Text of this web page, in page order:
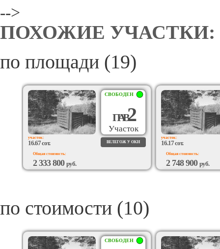
-->
ПОХОЖИЕ УЧАСТКИ:
по площади (19)
СВОБОДЕН
ПАВ2
Участок
участок:
16.67 сот. ВЕЛЕГОЖ У ОКИ
Общая стоимость:
2 333 800 руб.
ВОЗМОЖЕН
участок:
16.17 сот.
Общая стоимость:
2 748 900 руб.
ВОЗМОЖЕН
по стоимости (10)
СВОБОДЕН